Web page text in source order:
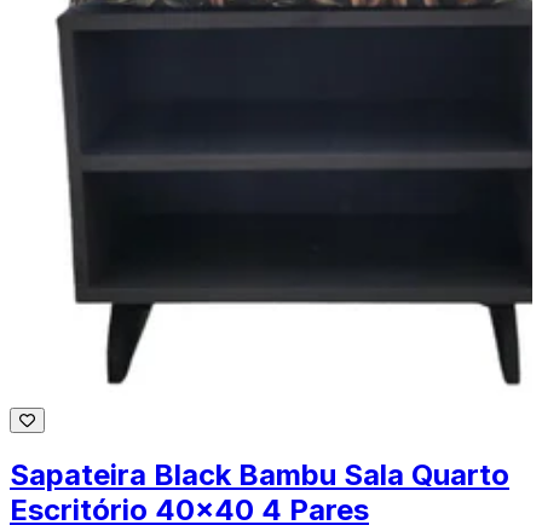
Sapateira Black Bambu Sala Quarto
Escritório 40x40 4 Pares